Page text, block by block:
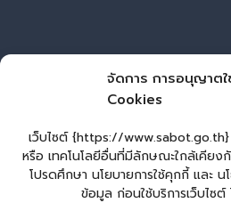
จัดการ การอนุญาตใ
Cookies
เว็บไซต์ {https://www.sabot.go.th}
หรือ เทคโนโลยีอื่นที่มีลักษณะใกล้เคียง
โปรดศึกษา นโยบายการใช้คุกกี้ และ
ข้อมูล ก่อนใช้บริการเว็บไซ
ผู้เยี่ยมชมเว็บไซต์
0
Login
เข้าสู่ระบบ
จัดทำเว็บไซต์
LopburiWebDesign